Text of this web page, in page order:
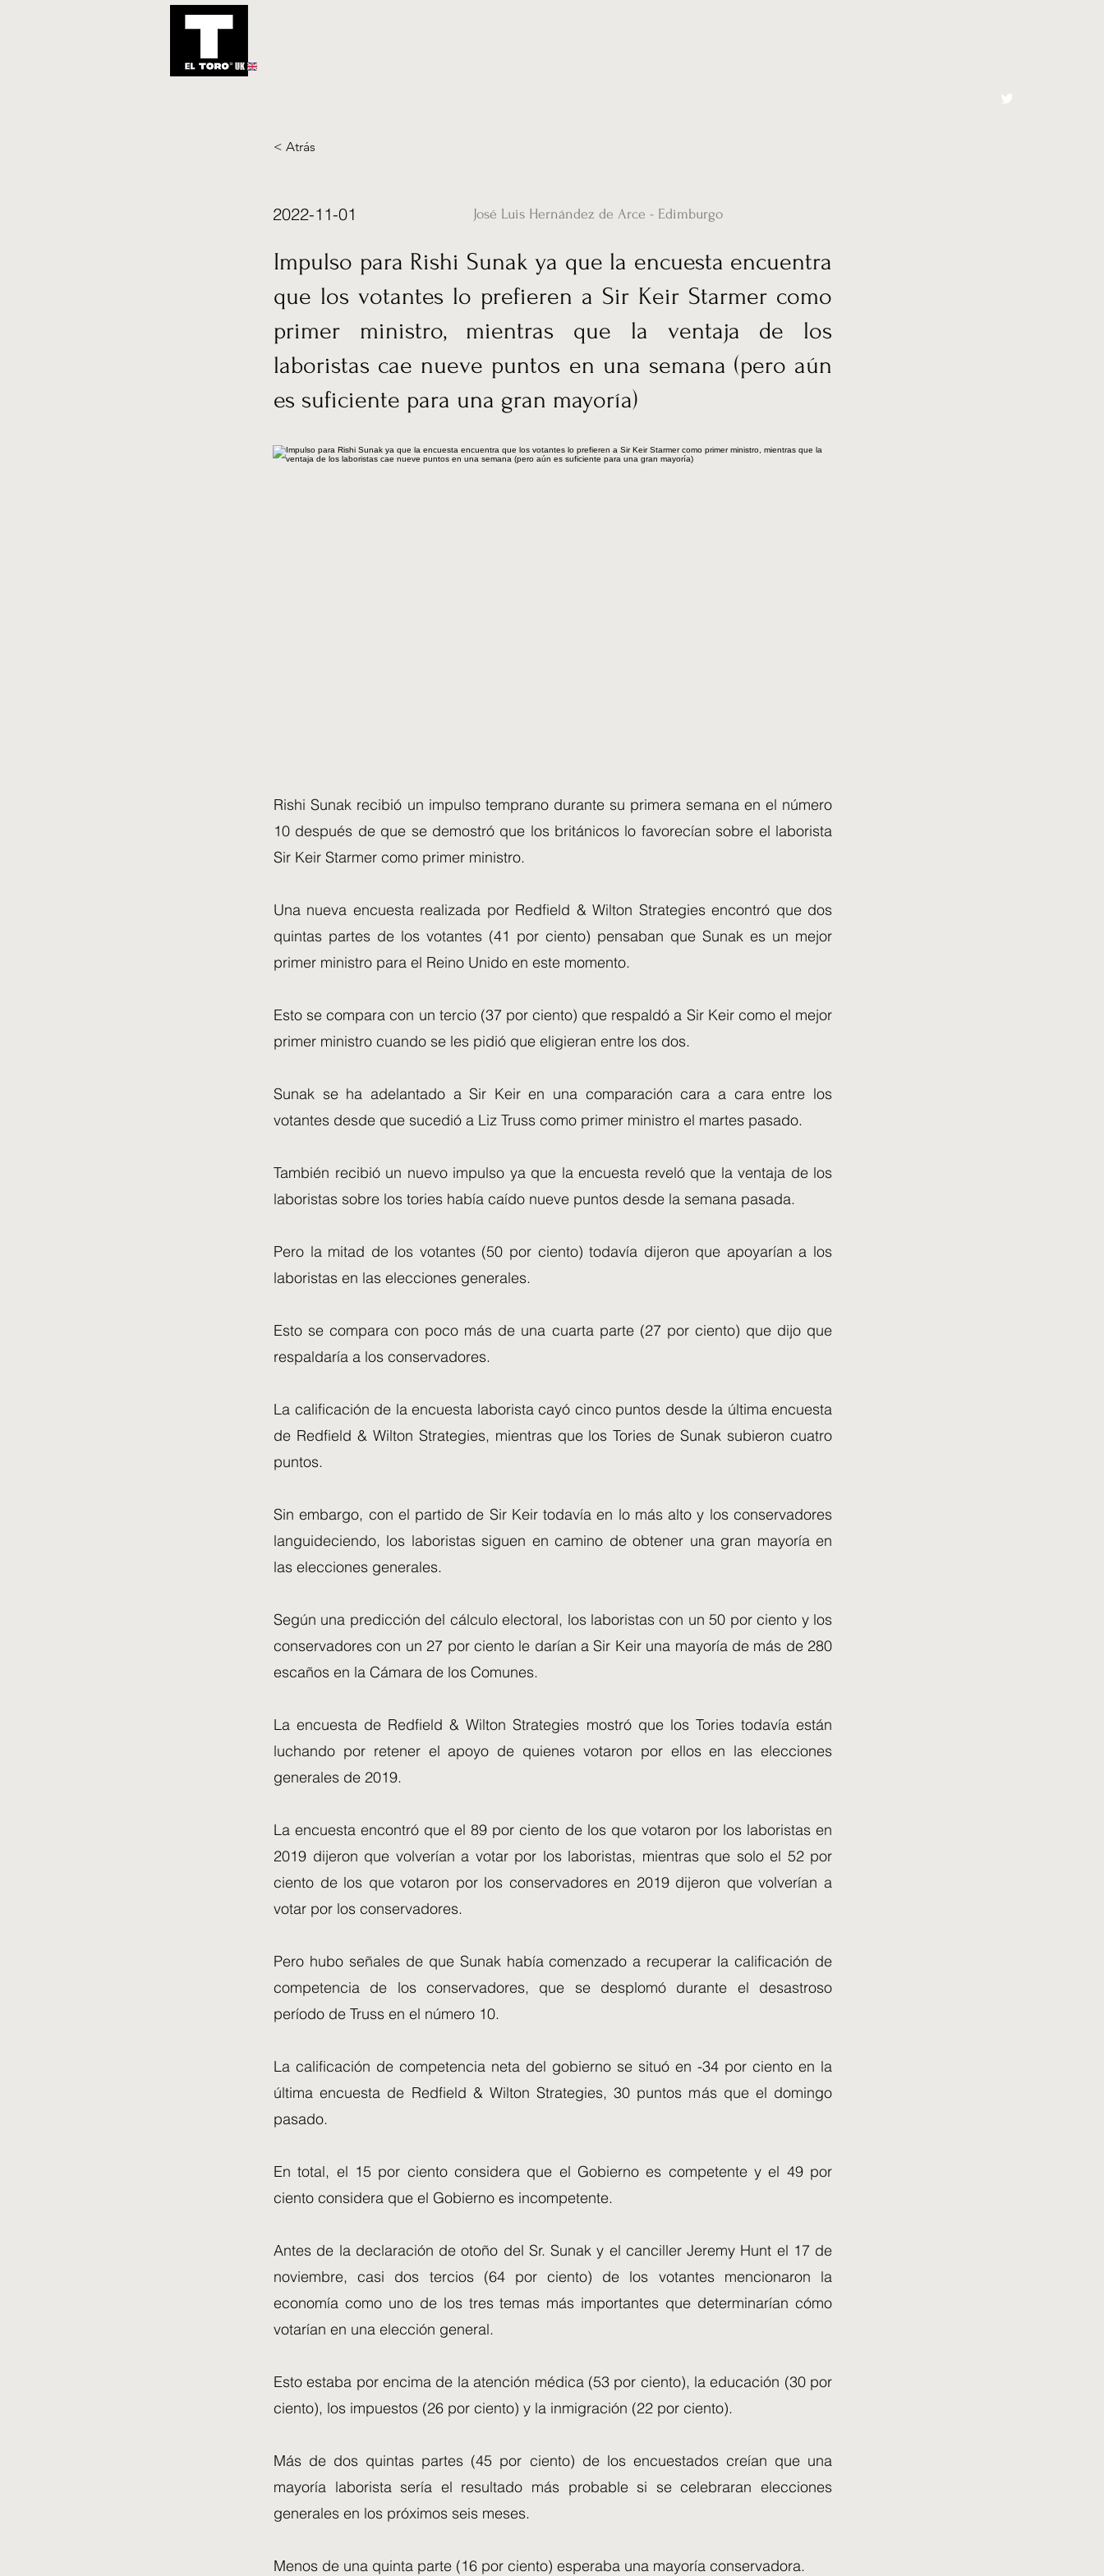
UK
< Atrás
2022-11-01 José Luis Hernández de Arce - Edimburgo
Impulso para Rishi Sunak ya que la encuesta encuentra
que los votantes lo prefieren a Sir Keir Starmer como
primer ministro, mientras que la ventaja de los
laboristas cae nueve puntos en una semana (pero aún
es suficiente para una gran mayoría)
Rishi Sunak recibió un impulso temprano durante su primera semana en el número
10 después de que se demostró que los británicos lo favorecían sobre el laborista
Sir Keir Starmer como primer ministro.
Una nueva encuesta realizada por Redfield & Wilton Strategies encontró que dos
quintas partes de los votantes (41 por ciento) pensaban que Sunak es un mejor
primer ministro para el Reino Unido en este momento.
Esto se compara con un tercio (37 por ciento) que respaldó a Sir Keir como el mejor
primer ministro cuando se les pidió que eligieran entre los dos.
Sunak se ha adelantado a Sir Keir en una comparación cara a cara entre los
votantes desde que sucedió a Liz Truss como primer ministro el martes pasado.
También recibió un nuevo impulso ya que la encuesta reveló que la ventaja de los
laboristas sobre los tories había caído nueve puntos desde la semana pasada.
Pero la mitad de los votantes (50 por ciento) todavía dijeron que apoyarían a los
laboristas en las elecciones generales.
Esto se compara con poco más de una cuarta parte (27 por ciento) que dijo que
respaldaría a los conservadores.
La calificación de la encuesta laborista cayó cinco puntos desde la última encuesta
de Redfield & Wilton Strategies, mientras que los Tories de Sunak subieron cuatro
puntos.
Sin embargo, con el partido de Sir Keir todavía en lo más alto y los conservadores
languideciendo, los laboristas siguen en camino de obtener una gran mayoría en
las elecciones generales.
Según una predicción del cálculo electoral, los laboristas con un 50 por ciento y los
conservadores con un 27 por ciento le darían a Sir Keir una mayoría de más de 280
escaños en la Cámara de los Comunes.
La encuesta de Redfield & Wilton Strategies mostró que los Tories todavía están
luchando por retener el apoyo de quienes votaron por ellos en las elecciones
generales de 2019.
La encuesta encontró que el 89 por ciento de los que votaron por los laboristas en
2019 dijeron que volverían a votar por los laboristas, mientras que solo el 52 por
ciento de los que votaron por los conservadores en 2019 dijeron que volverían a
votar por los conservadores.
Pero hubo señales de que Sunak había comenzado a recuperar la calificación de
competencia de los conservadores, que se desplomó durante el desastroso
período de Truss en el número 10.
La calificación de competencia neta del gobierno se situó en -34 por ciento en la
última encuesta de Redfield & Wilton Strategies, 30 puntos más que el domingo
pasado.
En total, el 15 por ciento considera que el Gobierno es competente y el 49 por
ciento considera que el Gobierno es incompetente.
Antes de la declaración de otoño del Sr. Sunak y el canciller Jeremy Hunt el 17 de
noviembre, casi dos tercios (64 por ciento) de los votantes mencionaron la
economía como uno de los tres temas más importantes que determinarían cómo
votarían en una elección general.
Esto estaba por encima de la atención médica (53 por ciento), la educación (30 por
ciento), los impuestos (26 por ciento) y la inmigración (22 por ciento).
Más de dos quintas partes (45 por ciento) de los encuestados creían que una
mayoría laborista sería el resultado más probable si se celebraran elecciones
generales en los próximos seis meses.
Menos de una quinta parte (16 por ciento) esperaba una mayoría conservadora.